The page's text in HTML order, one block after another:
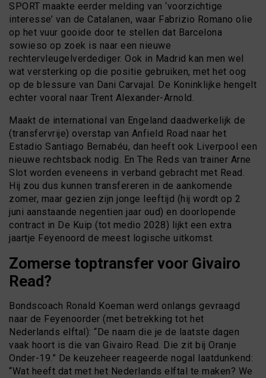
SPORT maakte eerder melding van ‘voorzichtige
interesse’ van de Catalanen, waar Fabrizio Romano olie
op het vuur gooide door te stellen dat Barcelona
sowieso op zoek is naar een nieuwe
rechtervleugelverdediger. Ook in Madrid kan men wel
wat versterking op die positie gebruiken, met het oog
op de blessure van Dani Carvajal. De Koninklijke hengelt
echter vooral naar Trent Alexander-Arnold.
Maakt de international van Engeland daadwerkelijk de
(transfervrije) overstap van Anfield Road naar het
Estadio Santiago Bernabéu, dan heeft ook Liverpool een
nieuwe rechtsback nodig. En The Reds van trainer Arne
Slot worden eveneens in verband gebracht met Read.
Hij zou dus kunnen transfereren in de aankomende
zomer, maar gezien zijn jonge leeftijd (hij wordt op 2
juni aanstaande negentien jaar oud) en doorlopende
contract in De Kuip (tot medio 2028) lijkt een extra
jaartje Feyenoord de meest logische uitkomst.
Zomerse toptransfer voor Givairo
Read?
Bondscoach Ronald Koeman werd onlangs gevraagd
naar de Feyenoorder (met betrekking tot het
Nederlands elftal): “De naam die je de laatste dagen
vaak hoort is die van Givairo Read. Die zit bij Oranje
Onder-19.” De keuzeheer reageerde nogal laatdunkend:
“Wat heeft dat met het Nederlands elftal te maken? We